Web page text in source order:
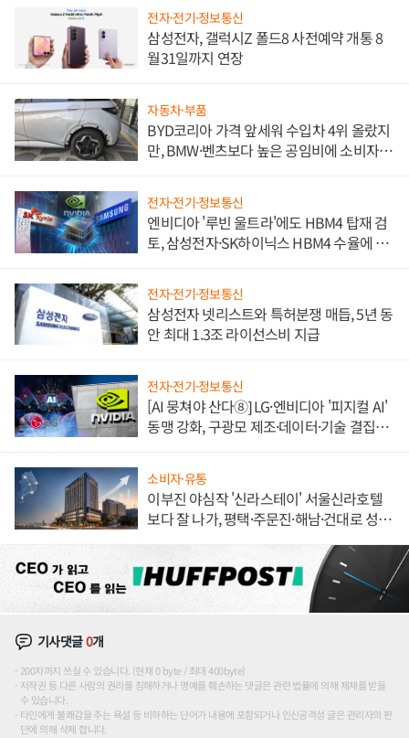
전자·전기·정보통신
삼성전자, 갤럭시Z 폴드8 사전예약 개통 8
월31일까지 연장
자동차·부품
BYD코리아 가격 앞세워 수입차 4위 올랐지
만, BMW·벤츠보다 높은 공임비에 소비자
전자·전기·정보통신
엔비디아 '루빈 울트라'에도 HBM4 탑재 검
토, 삼성전자·SK하이닉스 HBM4 수율에 주
전자·전기·정보통신
삼성전자 넷리스트와 특허분쟁 매듭, 5년 동
안 최대 1.3조 라이선스비 지급
전자·전기·정보통신
[AI 뭉쳐야 산다⑧] LG·엔비디아 '피지컬 AI'
동맹 강화, 구광모 제조·데이터·기술 결집
소비자·유통
이부진 야심작 '신라스테이' 서울신라호텔
보다 잘 나가, 평택·주문진·해남·건대로 성
기사댓글0개
200자까지 쓰실 수 있습니다. (현재 0 byte / 최대 400byte)
저작권 등 다른 사람의 권리를 침해하거나 명예를 훼손하는 댓글은 관련 법률에 의해 제재를 받을
수 있습니다.
타인에게 불쾌감을 주는 욕설 등 비하하는 단어가 내용에 포함되거나 인신공격성 글은 관리자의 판
단에 의해 삭제 합니다.